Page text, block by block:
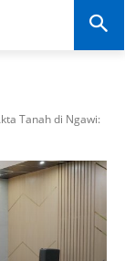
JATIM
Informasi Dan
Tanah di Ngawi: